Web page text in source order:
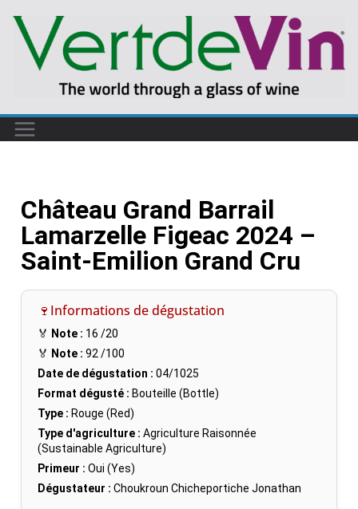
Château Grand Barrail
Lamarzelle Figeac 2024 –
Saint-Emilion Grand Cru
🍷Informations de dégustation
🏅 Note : 16 /20
🏅 Note : 92 /100
Date de dégustation : 04/1025
Format dégusté : Bouteille (Bottle)
Type : Rouge (Red)
Type d'agriculture : Agriculture Raisonnée
(Sustainable Agriculture)
Primeur : Oui (Yes)
Dégustateur : Choukroun Chicheportiche Jonathan